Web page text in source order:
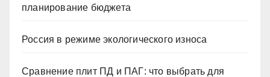
планирование бюджета
Россия в режиме экологического износа
Сравнение плит ПД и ПАГ: что выбрать для